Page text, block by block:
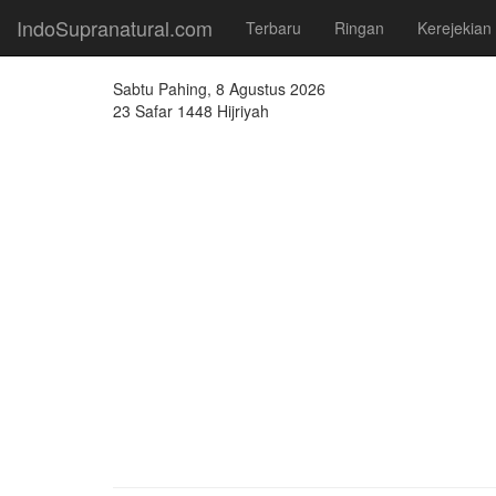
IndoSupranatural.com Terbaru Ringan Kerejekian
Sabtu Pahing, 8 Agustus 2026
23 Safar 1448 Hijriyah